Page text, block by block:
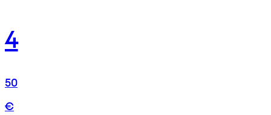
4
50
€